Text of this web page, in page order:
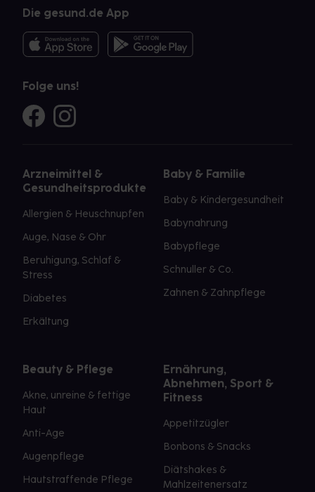
Die gesund.de App
Folge uns!
Arzneimittel &
Gesundheitsprodukte
Allergien & Heuschnupfen
Auge, Nase & Ohr
Beruhigung, Schlaf &
Stress
Diabetes
Erkältung
Baby & Familie
Baby & Kindergesundheit
Babynahrung
Babypflege
Schnuller & Co.
Zahnen & Zahnpflege
Beauty & Pflege
Akne, unreine & fettige
Haut
Anti-Age
Augenpflege
Hautstraffende Pflege
Ernährung,
Abnehmen, Sport &
Fitness
Appetitzügler
Bonbons & Snacks
Diätshakes &
Mahlzeitenersatz